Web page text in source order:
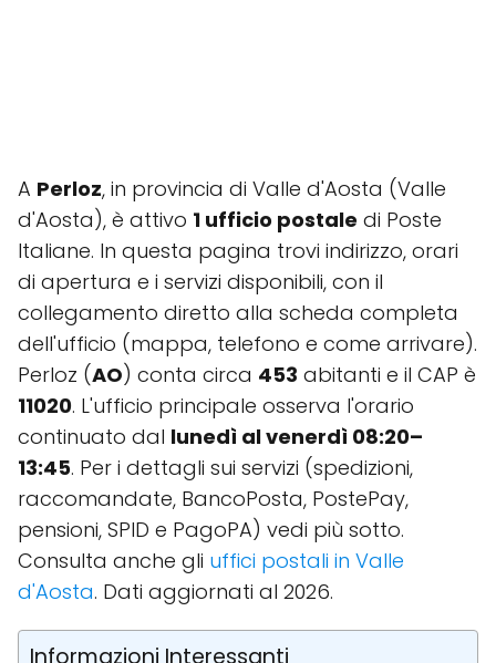
A Perloz, in provincia di Valle d'Aosta (Valle
d'Aosta), è attivo 1 ufficio postale di Poste
Italiane. In questa pagina trovi indirizzo, orari
di apertura e i servizi disponibili, con il
collegamento diretto alla scheda completa
dell'ufficio (mappa, telefono e come arrivare).
Perloz (AO) conta circa 453 abitanti e il CAP è
11020. L'ufficio principale osserva l'orario
continuato dal lunedì al venerdì 08:20–
13:45. Per i dettagli sui servizi (spedizioni,
raccomandate, BancoPosta, PostePay,
pensioni, SPID e PagoPA) vedi più sotto.
Consulta anche gli uffici postali in Valle
d'Aosta. Dati aggiornati al 2026.